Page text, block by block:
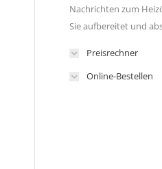
Nachrichten zum
Sie aufbereitet und
Preisrechner
Online-Bestellen